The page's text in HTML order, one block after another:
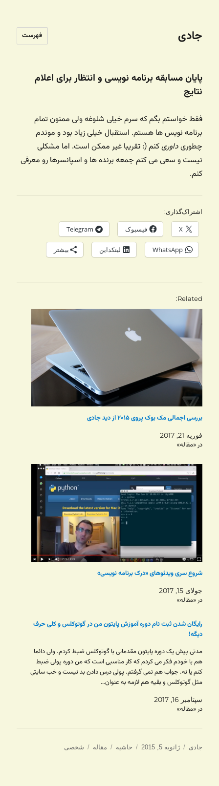
جادی فهرست
پایان مسابقه برنامه نویسی و انتظار برای اعلام
نتایج
فقط خواستم بگم که سرم خیلی شلوغه ولی ممنون تمام
برنامه نویس ها هستم. استقبال خیلی زیاد بود و موندم
چطوریداوریکنم (: تقریبا غیر ممکن است. اما مشکلی
نیست و سعی می کنم جمعه برنده ها و اسپانسرها رو معرفی
کنم.
اشتراک‌گذاری:
X فیسبوک Telegram
WhatsApp لینکداین بیشتر
Related
بررسی اجمالی مک بوک پروی ۲۰۱۵ از دید جادی
فوریه 21, 2017
در «مقاله»
شروع سری ویدئوهای «درک برنامه نویسی»
جولای 15, 2017
در «مقاله»
رایگان شدن ثبت نام دوره آموزش پایتون من در گوتوکلس و کلی حرف
دیگه!
مدتی پیش یک دوره پایتون مقدماتی با گوتوکلس ضبط کردم. ولی دائما
هم با خودم فکر می کردم که کار مناسبی است که من دوره پولی ضبط
کنم یا نه. جواب هم نمی گرفتم. پولی درس دادن بد نیست و خب سایتی
مثل گوتوکلس و بقیه هم لازمه به عنوان…
سپتامبر 16, 2017
در «مقاله»
نویسنده
جادی
ارسال
ژانویه 5, 2015 ساختار
حاشیه دسته‌ها
مقاله برچسب‌ها
شخصی